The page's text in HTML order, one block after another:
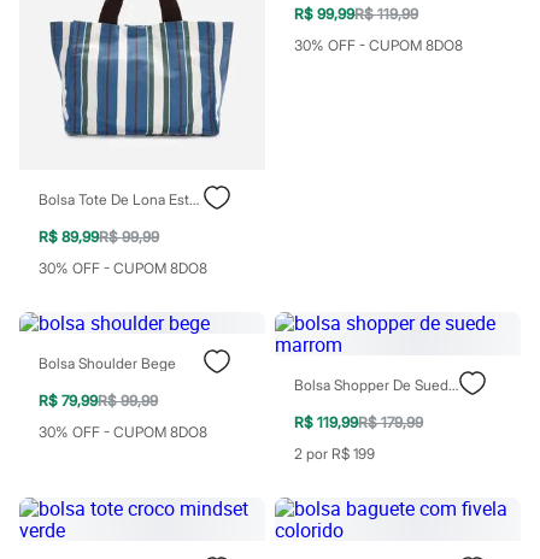
Botas
Chinelos
Sapatos
Sandálias e Papetes
Tênis
Moda esportiva
Acessórios
Camisetas
Calças
Calçados
Regatas
Moda íntima
Meias
Pijamas
Moda praia
Plus size
Blusas e Camisetas
Casacos e Jaquetas
Jeans
Moda esportiva
Bolsa Tote De Lona Estampada - Azul
R$ 89,99R$ 99,99
30% OFF - CUPOM 8DO8
R$ 99,99R$ 119,99
30% OFF - CUPOM 8DO8
Bolsa Shoulder Bege
R$ 79,99R$ 99,99
30% OFF - CUPOM 8DO8
Bolsa Shopper De Suede Marrom
R$ 119,99R$ 179,99
2 por R$ 199